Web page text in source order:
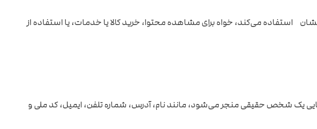
استفاده می‌کند، خواه برای مشاهده محتوا، خرید کالا یا خدمات، یا استفاده از
یک شخص حقیقی منجر می‌شود، مانند نام، آدرس، شماره تلفن، ایمیل، کد ملی و